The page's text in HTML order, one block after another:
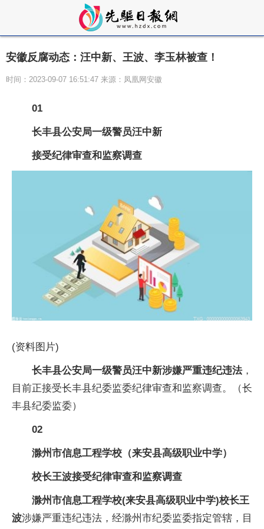
安徽反腐动态：汪中新、王波、李玉林被查！
时间：2023-09-07 16:51:47 来源：凤凰网安徽
01
长丰县公安局一级警员汪中新
接受纪律审查和监察调查
(资料图片)
长丰县公安局一级警员汪中新涉嫌严重违纪违法 ，
目前正接受长丰县纪委监委纪律审查和监察调查。（长
丰县纪委监委）
02
滁州市信息工程学校（来安县高级职业中学）
校长王波接受纪律审查和监察调查
滁州市信息工程学校(来安县高级职业中学)校长王
波涉嫌严重违纪违法，经滁州市纪委监委指定管辖，目